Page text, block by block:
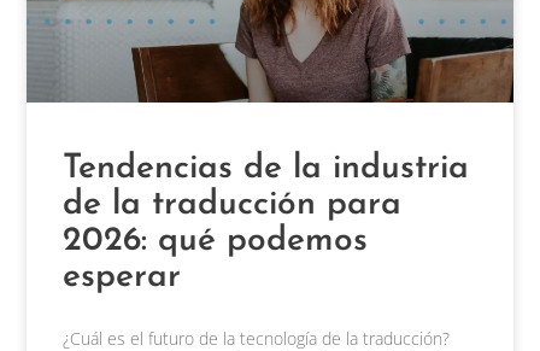
Tendencias de la industria
de la traducción para
2026: qué podemos
esperar
¿Cuál es el futuro de la tecnología de la traducción?